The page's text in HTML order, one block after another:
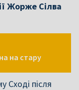
Жорже Сілва
на стару
Сході після